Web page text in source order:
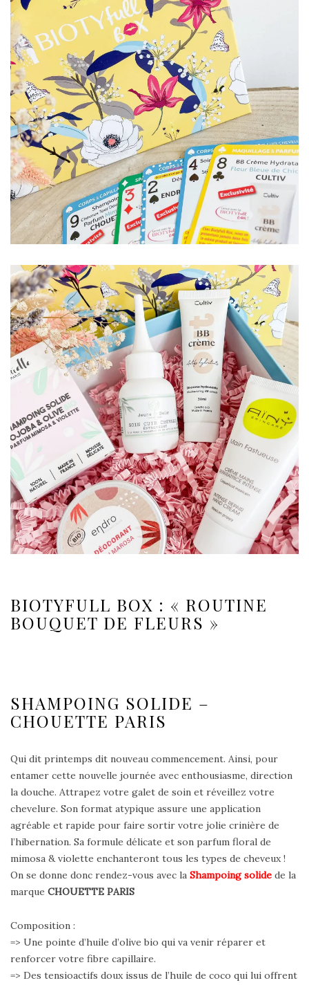
BIOTYFULL BOX : « ROUTINE
BOUQUET DE FLEURS »
SHAMPOING SOLIDE –
CHOUETTE PARIS
Qui dit printemps dit nouveau commencement. Ainsi, pour
entamer cette nouvelle journée avec enthousiasme, direction
la douche. Attrapez votre galet de soin et réveillez votre
chevelure. Son format atypique assure une application
agréable et rapide pour faire sortir votre jolie crinière de
l’hibernation. Sa formule délicate et son parfum floral de
mimosa & violette enchanteront tous les types de cheveux !
On se donne donc rendez-vous avec la Shampoing solide de la
marque CHOUETTE PARIS
Composition :
=> Une pointe d’huile d’olive bio qui va venir réparer et
renforcer votre fibre capillaire.
=> Des tensioactifs doux issus de l’huile de coco qui lui offrent